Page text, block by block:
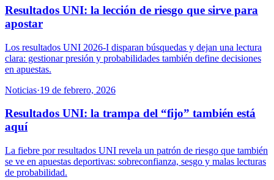
Resultados UNI: la lección de riesgo que sirve para
apostar
Los resultados UNI 2026-I disparan búsquedas y dejan una lectura
clara: gestionar presión y probabilidades también define decisiones
en apuestas.
Noticias·19 de febrero, 2026
Resultados UNI: la trampa del “fijo” también está
aquí
La fiebre por resultados UNI revela un patrón de riesgo que también
se ve en apuestas deportivas: sobreconfianza, sesgo y malas lecturas
de probabilidad.